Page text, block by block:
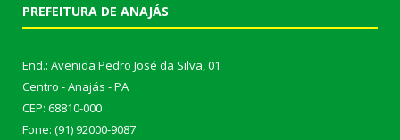
PREFEITURA DE ANAJÁS
End.: Avenida Pedro José da Silva, 01
Centro - Anajás - PA
CEP: 68810-000
Fone: (91) 92000-9087